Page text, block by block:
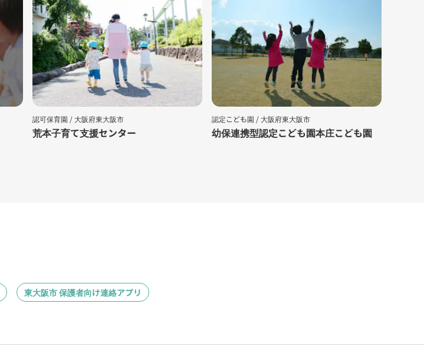
認可保育園 / 大阪府東大阪市
荒本子育て支援センター
認定こども園 / 大阪府東大阪市
幼保連携型認定こども園本庄こども園
東大阪市 保護者向け連絡アプリ